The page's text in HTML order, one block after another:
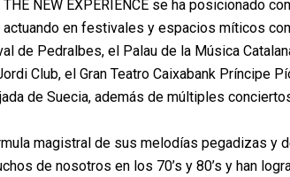
THE NEW EXPERIENCE se ha posicionado
actuando en festivales y espacios míticos
de Pedralbes, el Palau de la Música
Club, el Gran Teatro Caixabank Príncipe
de Suecia, además de múltiples
magistral de sus melodías pegadizas y
de nosotros en los 70’s y 80’s y han